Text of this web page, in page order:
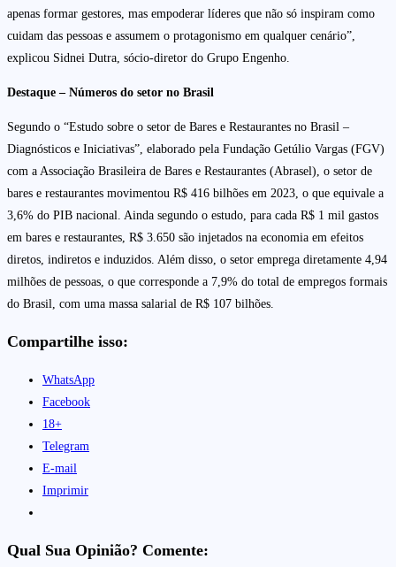
apenas formar gestores, mas empoderar líderes que não só inspiram como
cuidam das pessoas e assumem o protagonismo em qualquer cenário”,
explicou Sidnei Dutra, sócio-diretor do Grupo Engenho.
Destaque – Números do setor no Brasil
Segundo o “Estudo sobre o setor de Bares e Restaurantes no Brasil –
Diagnósticos e Iniciativas”, elaborado pela Fundação Getúlio Vargas (FGV)
com a Associação Brasileira de Bares e Restaurantes (Abrasel), o setor de
bares e restaurantes movimentou R$ 416 bilhões em 2023, o que equivale a
3,6% do PIB nacional. Ainda segundo o estudo, para cada R$ 1 mil gastos
em bares e restaurantes, R$ 3.650 são injetados na economia em efeitos
diretos, indiretos e induzidos. Além disso, o setor emprega diretamente 4,94
milhões de pessoas, o que corresponde a 7,9% do total de empregos formais
do Brasil, com uma massa salarial de R$ 107 bilhões.
Compartilhe isso:
WhatsApp
Facebook
18+
Telegram
E-mail
Imprimir
Qual Sua Opinião? Comente: